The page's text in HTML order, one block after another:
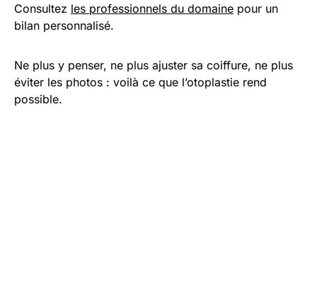
Consultez les professionnels du domaine pour un
bilan personnalisé.
Ne plus y penser, ne plus ajuster sa coiffure, ne plus
éviter les photos : voilà ce que l’otoplastie rend
possible.